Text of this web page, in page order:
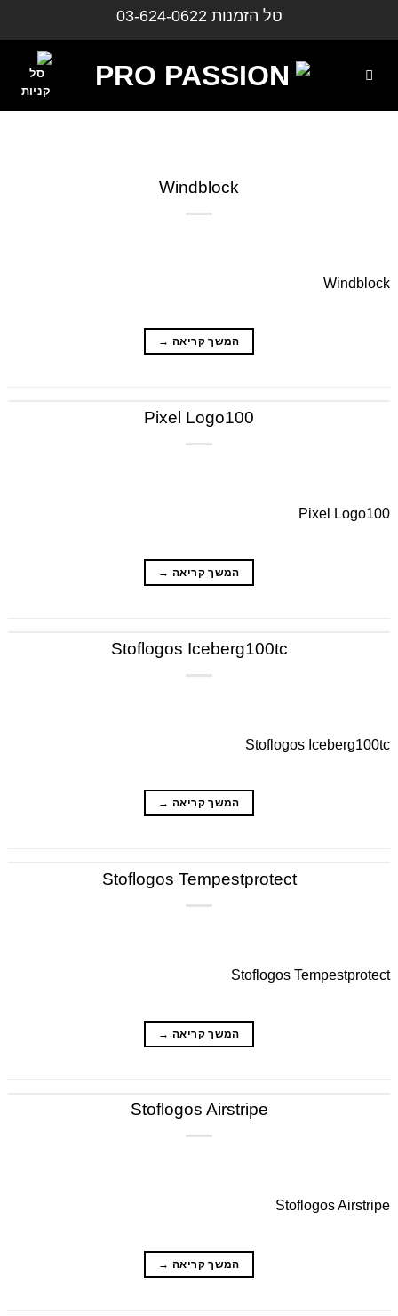
טל הזמנות 03-624-0622
Windblock
Windblock
המשך קריאה →
Pixel Logo100
Pixel Logo100
המשך קריאה →
Stoflogos Iceberg100tc
Stoflogos Iceberg100tc
המשך קריאה →
Stoflogos Tempestprotect
Stoflogos Tempestprotect
המשך קריאה →
Stoflogos Airstripe
Stoflogos Airstripe
המשך קריאה →